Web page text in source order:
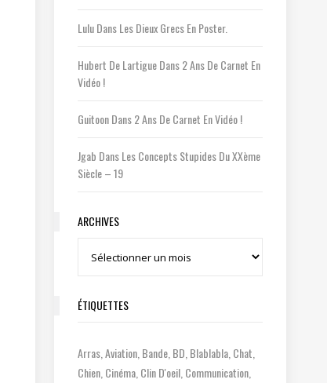
LuluDansLes Dieux Grecs En Poster.
Hubert De LartigueDans2 Ans De Carnet En
Vidéo !
GuitoonDans2 Ans De Carnet En Vidéo !
Jgab DansLes Concepts Stupides Du XXème
Siècle – 19
ARCHIVES
Archives
ÉTIQUETTES
Arras Aviation Bande BD Blablabla Chat
Chien Cinéma Clin D'oeil Communication